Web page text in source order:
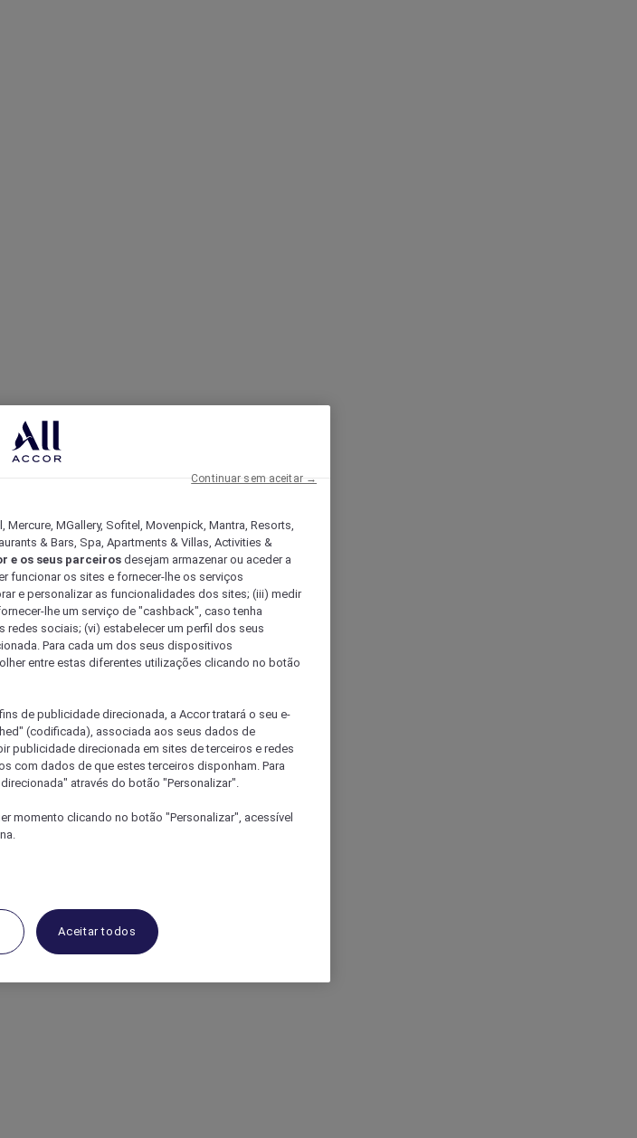
Mercure, MGallery, Sofitel, Movenpick, Mantra, Resorts,
& Bars, Spa, Apartments & Villas, Activities &
e os seus parceiros desejam armazenar ou aceder a
funcionar os sites e fornecer-lhe os serviços
e personalizar as funcionalidades dos sites; (iii) medir
lhe um serviço de "cashback", caso tenha
redes sociais; (vi) estabelecer um perfil dos seus
Para cada um dos seus dispositivos
entre estas diferentes utilizações clicando no botão
de publicidade direcionada, a Accor tratará o seu e-
(codificada), associada aos seus dados de
publicidade direcionada em sites de terceiros e redes
com dados de que estes terceiros disponham. Para
através do botão "Personalizar".
momento clicando no botão "Personalizar", acessível
Aceitar todos
Continuar sem aceitar →